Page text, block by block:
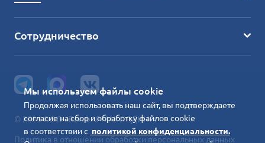
О продукте
Обучение
Мониторинг безопасности
Специалистам
Сотрудничество
info@collost.ru
Все контакты
© 2026 ООО «БиоФАРМАХОЛДИНГ»
Политика в отношении обработки персональных данных
Мы используем файлы cookie
Продолжая использовать наш сайт, вы подтверждаете
согласие на сбор и обработку файлов cookie
в соответствии с политикой конфиденциальности.